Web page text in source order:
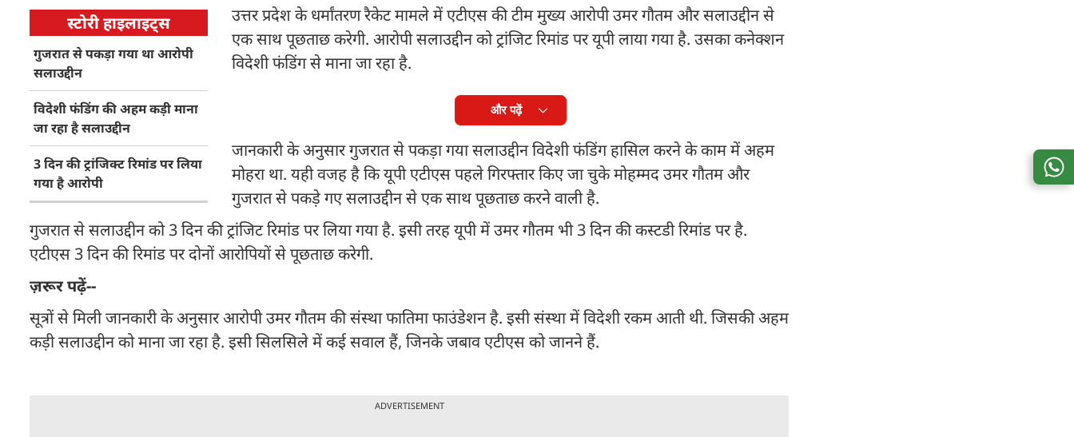
स्टोरी हाइलाइट्स
गुजरात से पकड़ा गया था आरोपी
सलाउद्दीन
विदेशी फंडिंग की अहम कड़ी माना
जा रहा है सलाउद्दीन
3 दिन की ट्रांजिक्ट रिमांड पर लिया
गया है आरोपी
उत्तर प्रदेश के धर्मांतरण रैकेट मामले में एटीएस की टीम मुख्य आरोपी उमर गौतम और सलाउद्दीन से
एक साथ पूछताछ करेगी. आरोपी सलाउद्दीन को ट्रांजिट रिमांड पर यूपी लाया गया है. उसका कनेक्शन
विदेशी फंडिंग से माना जा रहा है.
और पढ़ें
जानकारी के अनुसार गुजरात से पकड़ा गया सलाउद्दीन विदेशी फंडिंग हासिल करने के काम में अहम
मोहरा था. यही वजह है कि यूपी एटीएस पहले गिरफ्तार किए जा चुके मोहम्मद उमर गौतम और
गुजरात से पकड़े गए सलाउद्दीन से एक साथ पूछताछ करने वाली है.
गुजरात से सलाउद्दीन को 3 दिन की ट्रांजिट रिमांड पर लिया गया है. इसी तरह यूपी में उमर गौतम भी 3 दिन की कस्टडी रिमांड पर है.
एटीएस 3 दिन की रिमांड पर दोनों आरोपियों से पूछताछ करेगी.
ज़रूर पढ़ें--
सूत्रों से मिली जानकारी के अनुसार आरोपी उमर गौतम की संस्था फातिमा फाउंडेशन है. इसी संस्था में विदेशी रकम आती थी. जिसकी अहम
कड़ी सलाउद्दीन को माना जा रहा है. इसी सिलसिले में कई सवाल हैं, जिनके जबाव एटीएस को जानने हैं.
ADVERTISEMENT